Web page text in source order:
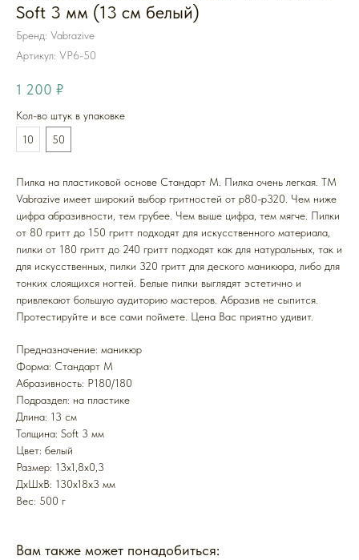
Soft 3 мм (13 см белый)
Бренд: Vabrazive
Артикул: VP6-50
1 200 ₽
Кол-во штук в упаковке
10
50
Пилка на пластиковой основе Стандарт M. Пилка очень легкая. ТМ
Vabrazive имеет широкий выбор гритностей от p80-p320. Чем ниже
цифра абразивности, тем грубее. Чем выше цифра, тем мягче. Пилки
от 80 гритт до 150 гритт подходят для искусственного материала,
пилки от 180 гритт до 240 гритт подходят как для натуральных, так и
для искусственных, пилки 320 гритт для деского маникюра, либо для
тонких слоящихся ногтей. Белые пилки выглядят эстетично и
привлекают большую аудиторию мастеров. Абразив не сыпится.
Протестируйте и все сами поймете. Цена Вас приятно удивит.
Предназначение: маникюр
Форма: Стандарт M
Абразивность: P180/180
Подраздел: на пластике
Длина: 13 см
Толщина: Soft 3 мм
Цвет: белый
Размер: 13x1,8x0,3
ДxШxВ: 130x18x3 мм
Вес: 500 г
Вам также может понадобиться: